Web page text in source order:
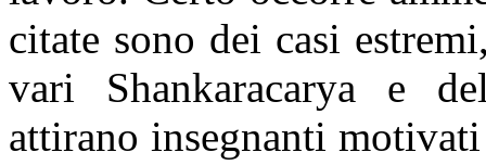
citate sono dei casi
vari Shankaracarya e
attirano insegnanti